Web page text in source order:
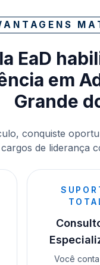
EaD
em
Grande
conquiste
de liderança
Você